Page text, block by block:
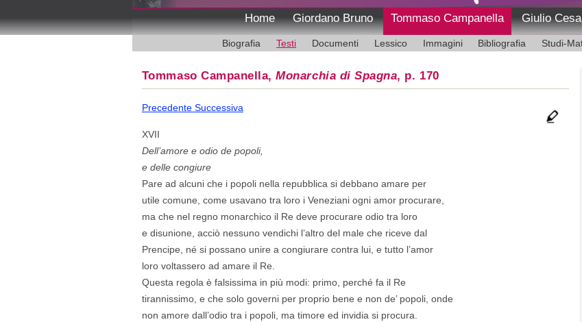
Home Giordano Bruno Tommaso Campanella Giulio
Biografia Testi Documenti Lessico Immagini Bibliografia Studi-
Tommaso Campanella,Monarchia di Spagna, p. 170
Precedente Successiva
XVII
Dell’amore e odio de popoli,
e delle congiure
Pare ad alcuni che i popoli nella repubblica si debbano amare per
utile comune, come usavano tra loro i Veneziani ogni amor procurare,
ma che nel regno monarchico il Re deve procurare odio tra loro
e disunione, acciò nessuno vendichi l’altro del male che riceve dal
Prencipe, né si possano unire a congiurare contra lui, e tutto l’amor
loro voltassero ad amare il Re.
Questa regola è falsissima in più modi: primo, perché fa il Re
tirannissimo, e che solo governi per proprio bene e non de’ popoli, onde
non amore dall’odio tra i popoli, ma timore ed invidia si procura.